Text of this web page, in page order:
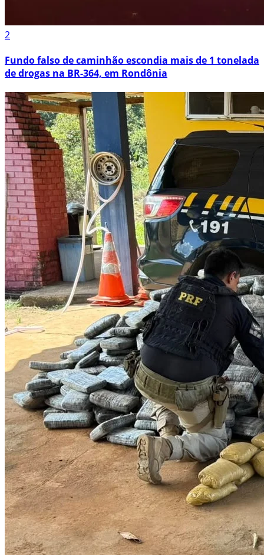
2
Fundo falso de caminhão escondia mais de 1 tonelada
de drogas na BR-364, em Rondônia